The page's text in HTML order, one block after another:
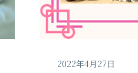
2022年4月27日